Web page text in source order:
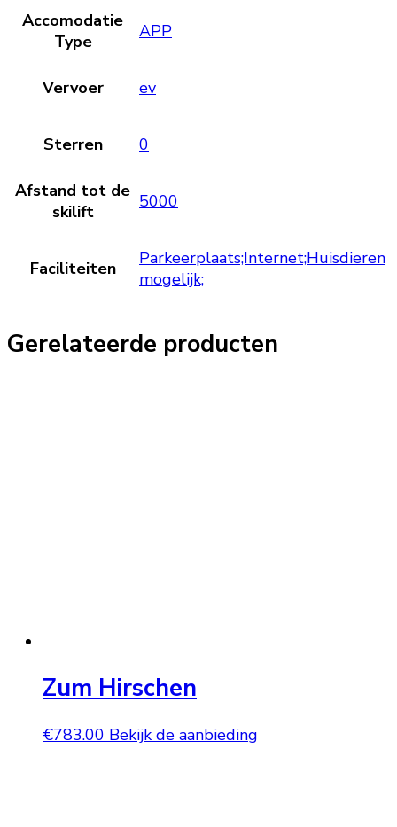
Accomodatie
Type
APP
Vervoer ev
Sterren 0
Afstand tot de
skilift
5000
Faciliteiten
Parkeerplaats;Internet;Huisdieren
mogelijk;
Gerelateerde producten
Zum Hirschen
€783.00 Bekijk de aanbieding